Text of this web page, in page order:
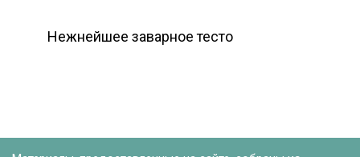
Нежнейшее заварное тесто